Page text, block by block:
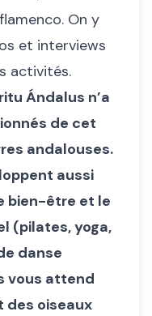
On y
et interviews
activités.
Ándalus n’a
de cet
andalouses.
aussi
bien-être et le
(pilates, yoga,
danse
vous attend
des oiseaux